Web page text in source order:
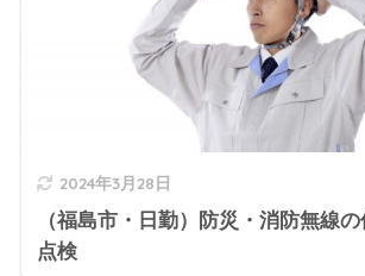
2024年3月28日
（福島市・日勤）防災・消防無線の
点検